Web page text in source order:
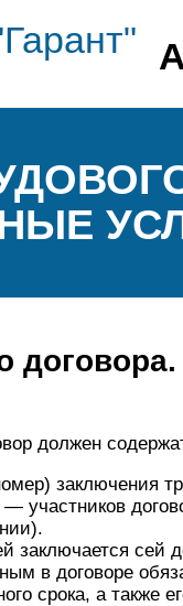
договора.
должен
заключения
участников
заключается сей
в договоре
срока, а также